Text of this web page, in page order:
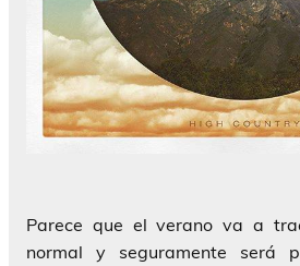
Parece que el verano va a
normal y seguramente será